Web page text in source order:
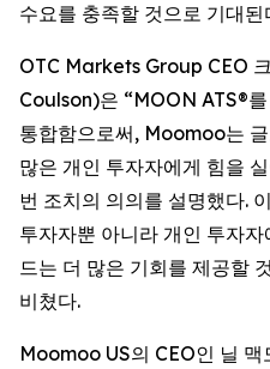
수요를 충족할 것으로 기대된
OTC Markets Group CEO
Coulson)은 “MOON ATS®
통합함으로써, Moomoo는
많은 개인 투자자에게 힘을
번 조치의 의의를 설명했다.
투자자뿐 아니라 개인 투자
드는 더 많은 기회를 제공할
비쳤다.
Moomoo US의 CEO인 닐